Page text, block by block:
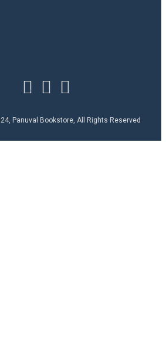
Panuval Bookstore, All Rights Reserved